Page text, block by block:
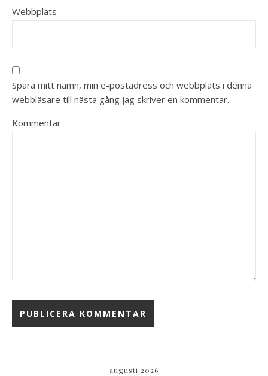
Webbplats
Spara mitt namn, min e-postadress och webbplats i denna
webbläsare till nästa gång jag skriver en kommentar.
Kommentar
augusti 2026